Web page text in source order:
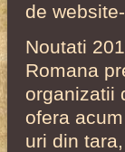
de
Noutati
Romana
organizatii
ofera
uri din